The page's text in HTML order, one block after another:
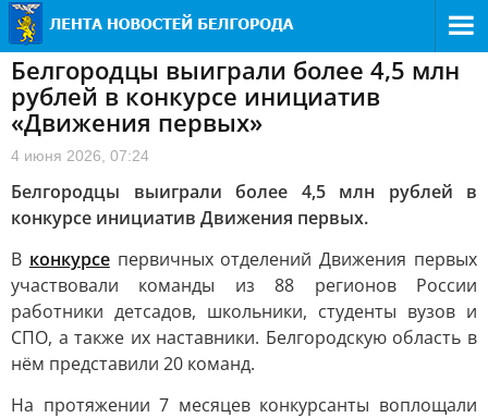
Белгородцы выиграли более 4,5 млн
рублей в конкурсе инициатив
«Движения первых»
4 июня 2026, 07:24
Белгородцы выиграли более 4,5 млн рублей в
конкурсе инициатив Движения первых.
В конкурсепервичных отделений Движения первых
участвовали команды из 88 регионов России
работники детсадов, школьники, студенты вузов и
СПО, а также их наставники. Белгородскую область в
нём представили 20 команд.
На протяжении 7 месяцев конкурсанты воплощали